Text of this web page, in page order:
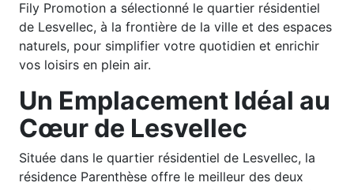
Fily Promotion a sélectionné le quartier résidentiel
de Lesvellec, à la frontière de la ville et des espaces
naturels, pour simplifier votre quotidien et enrichir
vos loisirs en plein air.
Un Emplacement Idéal au
Cœur de Lesvellec
Située dans le quartier résidentiel de Lesvellec, la
résidence Parenthèse offre le meilleur des deux